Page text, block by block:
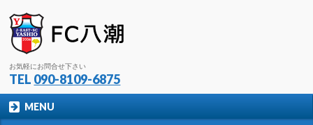
お気軽にお問合せ下さい
TEL 090-8109-6875
MENU